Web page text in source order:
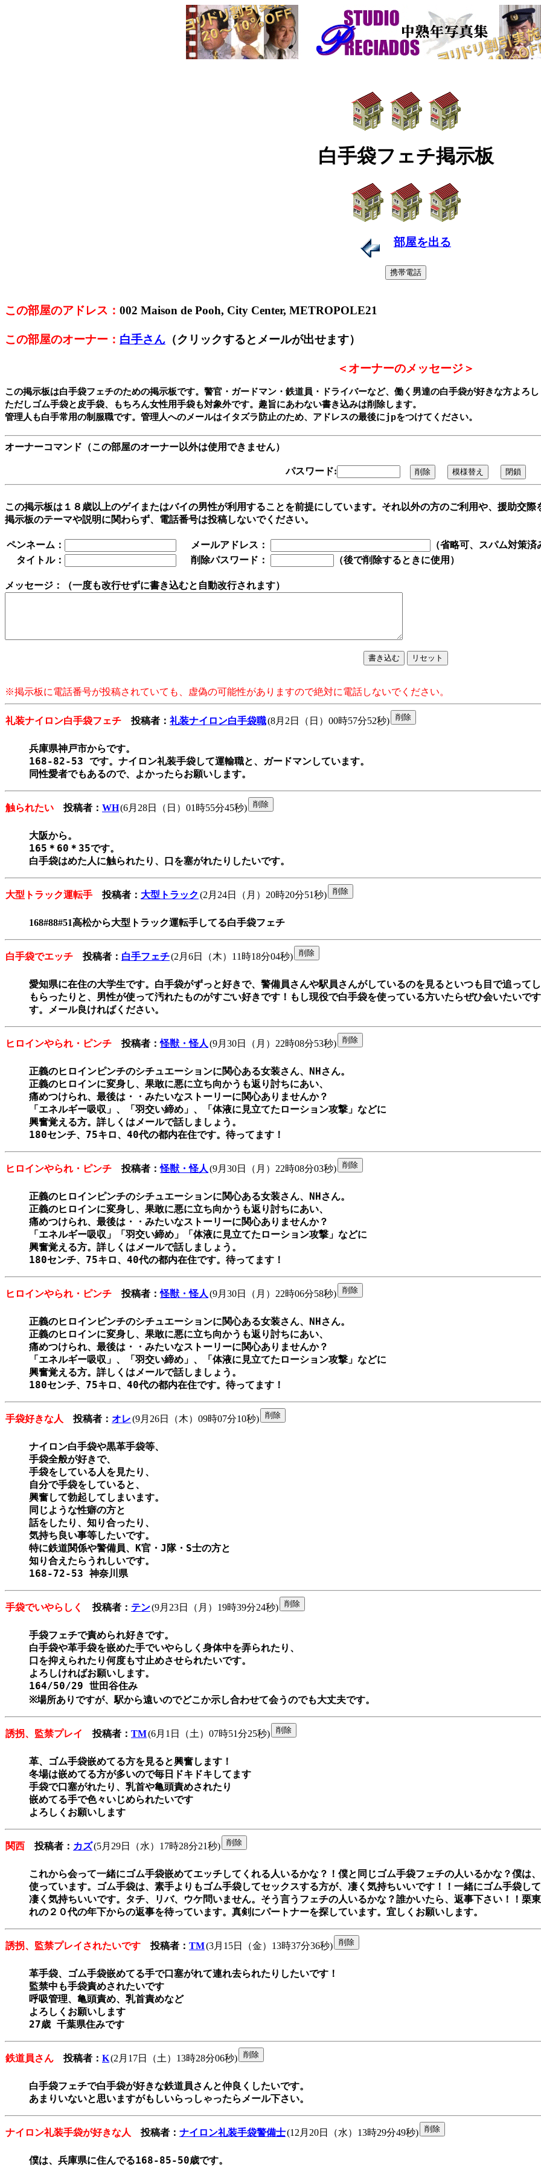
白手袋フェチ掲示板
部屋を出る
この部屋のアドレス： 002 Maison de Pooh, City Center, METROPOLE21
この部屋のオーナー： 白手さん （クリックするとメールが出せます）
＜オーナーのメッセージ＞
この掲示板は白手袋フェチのための掲示板です。警官・ガードマン・鉄道員・ドライバーなど、働く男達の白手袋が好きな方よろ
ただしゴム手袋と皮手袋、もちろん女性用手袋も対象外です。趣旨にあわない書き込みは削除します。
オーナーコマンド（この部屋のオーナー以外は使用できません）
パスワード:
この掲示板は１８歳以上のゲイまたはバイの男性が利用することを前提にしています。それ以外の方のご利用や、援助交
掲示板のテーマや説明に関わらず、電話番号は投稿しないでください。
ペンネーム： メールアドレス：
（省略可、スパム対策済
タイトル：
削除パスワード： （後で削除するときに使用）
メッセージ：（一度も改行せずに書き込むと自動改行されます）
※掲示板に電話番号が投稿されていても、虚偽の可能性がありますので絶対に電話しないでください。
礼装ナイロン白手袋フェチ 投稿者： 礼装ナイロン白手袋職(8月2日（日）00時57分52秒)
兵庫県神戸市からです。
168-82-53 です。ナイロン礼装手袋して運輸職と、ガードマンしています。
触られたい 投稿者： WH(6月28日（日）01時55分45秒)
大阪から。
165＊60＊35です。
白手袋はめた人に触られたり、口を塞がれたりしたいです。
大型トラック運転手 投稿者： 大型トラック (2月24日（月）20時20分51秒)
168#88#51高松から大型トラック運転手してる白手袋フェチ
白手袋でエッチ 投稿者： 白手フェチ(2月6日（木）11時18分04秒)
愛知県に在住の大学生です。白手袋がずっと好きで、警備員さんや駅員さんがしているのを見るといつも目で追って
もらったりと、男性が使って汚れたものがすごい好きです！もし現役で白手袋を使っている方いたらぜひ会いたいで
す。メール良ければください。
ヒロインやられ・ピンチ 投稿者：怪獣・怪人 (9月30日（月）22時08分53秒)
正義のヒロインピンチのシチュエーションに関心ある女装さん、NHさん。
正義のヒロインに変身し、果敢に悪に立ち向かうも返り討ちにあい、
痛めつけられ、最後は・・みたいなストーリーに関心ありませんか？
「エネルギー吸収」、「羽交い締め」、「体液に見立てたローション攻撃」などに
興奮覚える方。詳しくはメールで話しましょう。
180センチ、75キロ、40代の都内在住です。待ってます！
ヒロインやられ・ピンチ 投稿者：怪獣・怪人 (9月30日（月）22時08分03秒)
正義のヒロインピンチのシチュエーションに関心ある女装さん、NHさん。
正義のヒロインに変身し、果敢に悪に立ち向かうも返り討ちにあい、
痛めつけられ、最後は・・みたいなストーリーに関心ありませんか？
「エネルギー吸収」「羽交い締め」「体液に見立てたローション攻撃」などに
興奮覚える方。詳しくはメールで話しましょう。
180センチ、75キロ、40代の都内在住です。待ってます！
ヒロインやられ・ピンチ 投稿者：怪獣・怪人 (9月30日（月）22時06分58秒)
正義のヒロインピンチのシチュエーションに関心ある女装さん、NHさん。
正義のヒロインに変身し、果敢に悪に立ち向かうも返り討ちにあい、
痛めつけられ、最後は・・みたいなストーリーに関心ありませんか？
「エネルギー吸収」、「羽交い締め」、「体液に見立てたローション攻撃」などに
興奮覚える方。詳しくはメールで話しましょう。
180センチ、75キロ、40代の都内在住です。待ってます！
手袋好きな人 投稿者： オレ(9月26日（木）09時07分10秒)
ナイロン白手袋や黒革手袋等、
手袋全般が好きで、
手袋をしている人を見たり、
自分で手袋をしていると、
興奮して勃起してしまいます。
同じような性癖の方と
話をしたり、知り合ったり、
気持ち良い事等したいです。
特に鉄道関係や警備員、K官・J隊・S士の方と
知り合えたらうれしいです。
168-72-53 神奈川県
手袋でいやらしく 投稿者： テン(9月23日（月）19時39分24秒)
手袋フェチで責められ好きです。
白手袋や革手袋を嵌めた手でいやらしく身体中を弄られたり、
口を抑えられたり何度も寸止めさせられたいです。
よろしければお願いします。
164/50/29 世田谷住み
※場所ありですが、駅から遠いのでどこか示し合わせて会うのでも大丈夫です。
誘拐、監禁プレイ 投稿者： TM(6月1日（土）07時51分25秒)
革、ゴム手袋嵌めてる方を見ると興奮します！
冬場は嵌めてる方が多いので毎日ドキドキしてます
手袋で口塞がれたり、乳首や亀頭責めされたり
嵌めてる手で色々いじめられたいです
関西 投稿者： カズ(5月29日（水）17時28分21秒)
これから会って一緒にゴム手袋嵌めてエッチしてくれる人いるかな？！僕と同じゴム手袋フェチの人いるかな？僕は
使っています。ゴム手袋は、素手よりもゴム手袋してセックスする方が、凄く気持ちいいです！！一緒にゴム手袋し
凄く気持ちいいです。タチ、リバ、ウケ問いません。そう言うフェチの人いるかな？誰かいたら、返事下さい！！栗
れの２０代の年下からの返事を待っています。真剣にパートナーを探しています。宜しくお願いします。
誘拐、監禁プレイされたいです 投稿者： TM(3月15日（金）13時37分36秒)
革手袋、ゴム手袋嵌めてる手で口塞がれて連れ去られたりしたいです！
監禁中も手袋責めされたいです
呼吸管理、亀頭責め、乳首責めなど
よろしくお願いします
27歳 千葉県住みです
鉄道員さん 投稿者： K(2月17日（土）13時28分06秒)
白手袋フェチで白手袋が好きな鉄道員さんと仲良くしたいです。
あまりいないと思いますがもしいらっしゃったらメール下さい。
ナイロン礼装手袋が好きな人 投稿者： ナイロン礼装手袋警備士(12月20日（水）13時29分49秒)
僕は、兵庫県に住んでる168-85-50歳です。